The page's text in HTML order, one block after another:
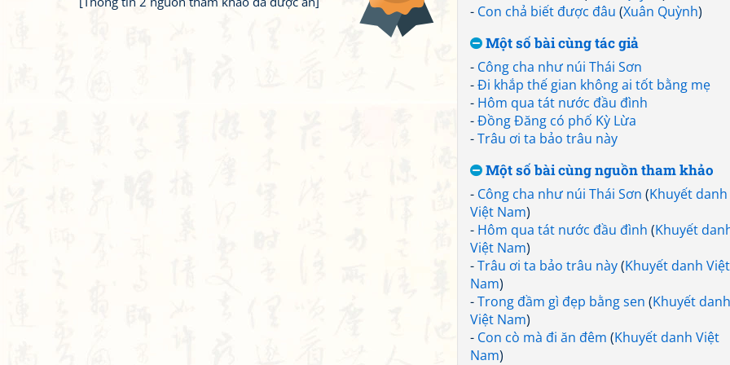
- Con chả biết được đâu (Xuân Quỳnh)
Một số bài cùng tác giả
- Công cha như núi Thái Sơn
-Đi khắp thế gian không ai tốt bằng mẹ
- Hôm qua tát nước đầu đình
-Đồng Đăng có phố Kỳ Lừa
-Trâu ơi ta bảo trâu này
Một số bài cùng nguồn tham khảo
- Công cha như núi Thái Sơn (Khuyết danh
Việt Nam)
- Hôm qua tát nước đầu đình (Khuyết
Việt Nam)
-Trâu ơi ta bảo trâu này(Khuyết danh Việt
Nam)
-Trong đầm gì đẹp bằng sen (Khuyết danh
Việt Nam)
- Con cò mà đi ăn đêm (Khuyết danh Việt
Nam)